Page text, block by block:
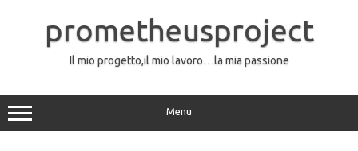
contenutoprometheusproject
Il mio progetto,il mio lavoro…la mia passione
Menu